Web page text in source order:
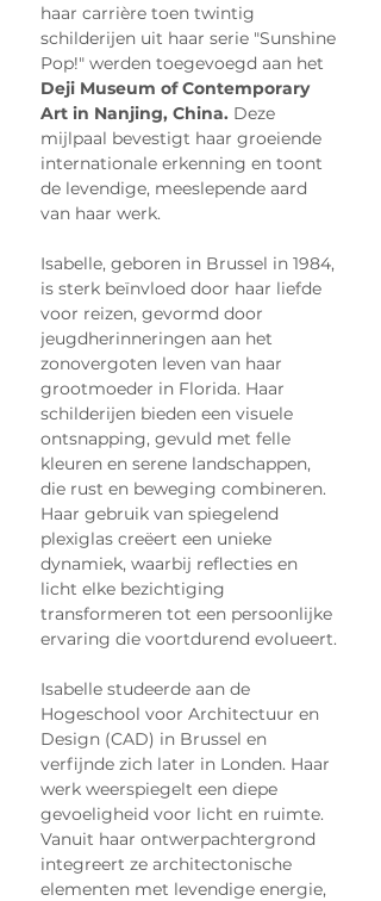
haar carrière toen twintig
schilderijen uit haar serie "Sunshine
Pop!" werden toegevoegd aan het
Deji Museum of Contemporary
Art in Nanjing, China. Deze
mijlpaal bevestigt haar groeiende
internationale erkenning en toont
de levendige, meeslepende aard
van haar werk.
Isabelle, geboren in Brussel in 1984,
is sterk beïnvloed door haar liefde
voor reizen, gevormd door
jeugdherinneringen aan het
zonovergoten leven van haar
grootmoeder in Florida. Haar
schilderijen bieden een visuele
ontsnapping, gevuld met felle
kleuren en serene landschappen,
die rust en beweging combineren.
Haar gebruik van spiegelend
plexiglas creëert een unieke
dynamiek, waarbij reflecties en
licht elke bezichtiging
transformeren tot een persoonlijke
ervaring die voortdurend evolueert.
Isabelle studeerde aan de
Hogeschool voor Architectuur en
Design (CAD) in Brussel en
verfijnde zich later in Londen. Haar
werk weerspiegelt een diepe
gevoeligheid voor licht en ruimte.
Vanuit haar ontwerpachtergrond
integreert ze architectonische
elementen met levendige energie,